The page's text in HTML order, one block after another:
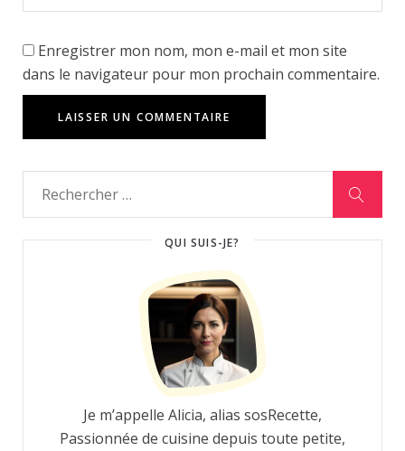
Enregistrer mon nom, mon e-mail et mon site
dans le navigateur pour mon prochain commentaire.
QUI SUIS-JE?
Je m’appelle Alicia, alias sosRecette,
Passionnée de cuisine depuis toute petite,